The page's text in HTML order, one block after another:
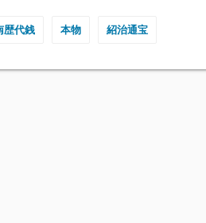
歴代銭 本物 紹治通宝